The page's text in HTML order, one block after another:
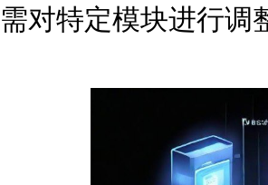
需对特定模块进行调